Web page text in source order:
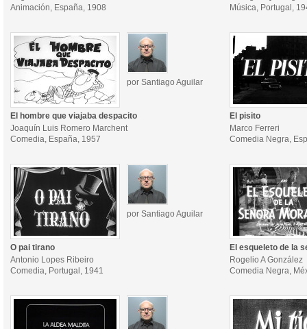
Animación, España, 1908
Música, Portugal,
por Santiago Aguilar
El hombre que viajaba despacito
Joaquín Luis Romero Marchent
Comedia, España, 1957
El pisito
Marco Ferreri
Comedia Negra,
por Santiago Aguilar
O pai tirano
Antonio Lopes Ribeiro
Comedia, Portugal, 1941
El esqueleto de la
Rogelio A González
Comedia Negra,